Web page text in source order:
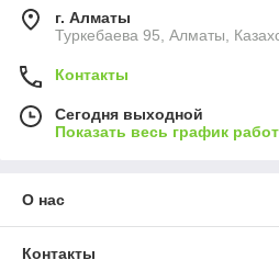
г. Алматы
Туркебаева 95, Алматы,
Контакты
Сегодня выходной
Показать весь график
О нас
Контакты